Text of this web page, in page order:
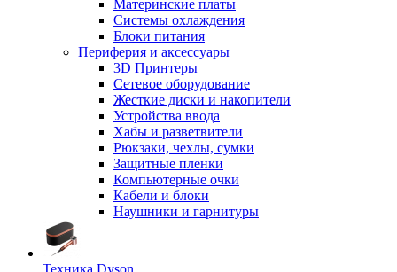
Материнские платы
Системы охлаждения
Блоки питания
Периферия и аксессуары
3D Принтеры
Сетевое оборудование
Жесткие диски и накопители
Устройства ввода
Хабы и разветвители
Рюкзаки, чехлы, сумки
Защитные пленки
Компьютерные очки
Кабели и блоки
Наушники и гарнитуры
Техника Dyson